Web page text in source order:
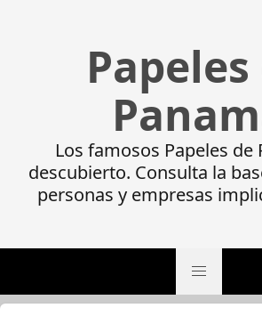
Papeles
Los famosos Papeles de
descubierto. Consulta la
personas y empresas